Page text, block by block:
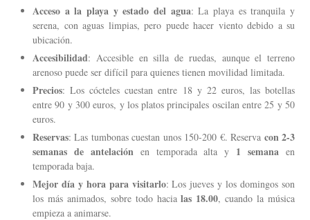
Acceso a la playa y estado del agua: La playa es tranquila y
serena, con aguas limpias, pero puede hacer viento debido a su
ubicación.
Accesibilidad: Accesible en silla de ruedas, aunque el terreno
arenoso puede ser difícil para quienes tienen movilidad limitada.
Precios: Los cócteles cuestan entre 18 y 22 euros, las botellas
entre 90 y 300 euros, y los platos principales oscilan entre 25 y 50
euros.
Reservas: Las tumbonas cuestan unos 150-200 €. Reserva con 2-3
semanas de antelación en temporada alta y 1 semana en
temporada baja.
Mejor día y hora para visitarlo: Los jueves y los domingos son
los más animados, sobre todo hacialas 18.00, cuando la música
empieza a animarse.